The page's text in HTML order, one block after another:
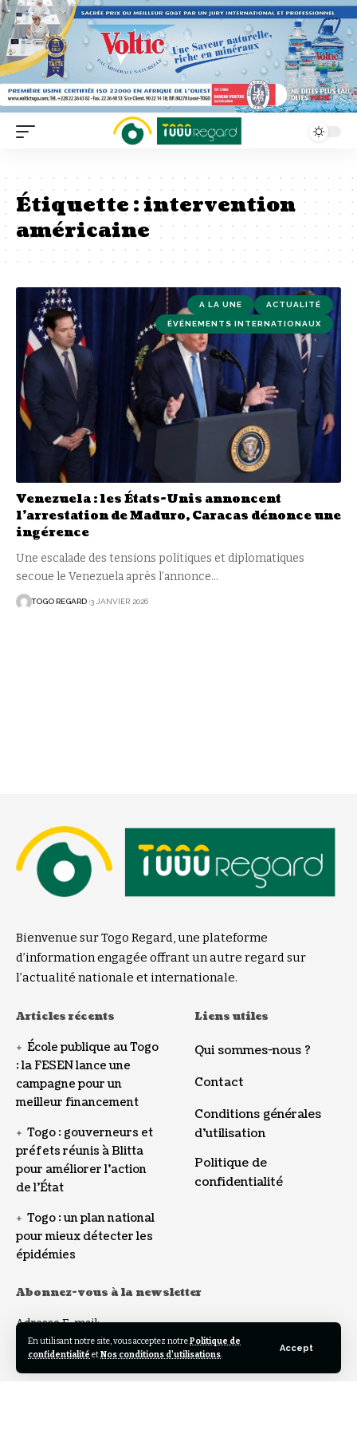
En utilisant notre site, vous acceptez notrePolitique de
confidentialité etNos conditions d'utilisations.
Accept
Étiquette :intervention
américaine
A LA UNE ACTUALITÉ
ÉVÉNEMENTS INTERNATIONAUX
Venezuela : les États-Unis annoncent
l’arrestation de Maduro, Caracas dénonce une
ingérence
Une escalade des tensions politiques et diplomatiques
secoue le Venezuela après l’annonce…
TOGO REGARD 3 JANVIER 2026
Bienvenue sur Togo Regard, une plateforme
d’information engagée offrant un autre regard sur
l’actualité nationale et internationale.
Articles récents
École publique au Togo
: la FESEN lance une
campagne pour un
meilleur financement
Togo : gouverneurs et
préfets réunis à Blitta
pour améliorer l’action
de l’État
Togo : un plan national
pour mieux détecter les
épidémies
Liens utiles
Qui sommes-nous ?
Contact
Conditions générales
d’utilisation
Politique de
confidentialité
Abonnez-vous à la newsletter
Adresse E-mail: